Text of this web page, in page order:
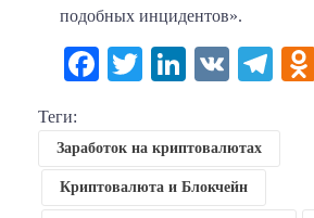
подобных инцидентов».
Facebook
TwitterLinkedIn
VK
Теги:
Заработок на криптовалютах
Криптовалюта и Блокчейн